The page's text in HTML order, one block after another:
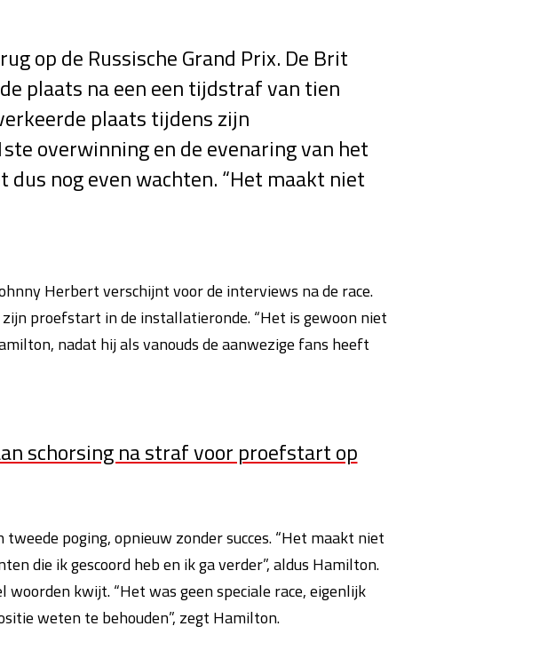
op de Russische Grand Prix. De Brit
plaats na een een tijdstraf van tien
plaats tijdens zijn
overwinning en de evenaring van het
dus nog even wachten. “Het maakt niet
Herbert verschijnt voor de interviews na de race.
proefstart in de installatieronde. “Het is gewoon niet
nadat hij als vanouds de aanwezige fans heeft
schorsing na straf voor proefstart op
poging, opnieuw zonder succes. “Het maakt niet
die ik gescoord heb en ik ga verder”, aldus Hamilton.
kwijt. “Het was geen speciale race, eigenlijk
weten te behouden”, zegt Hamilton.